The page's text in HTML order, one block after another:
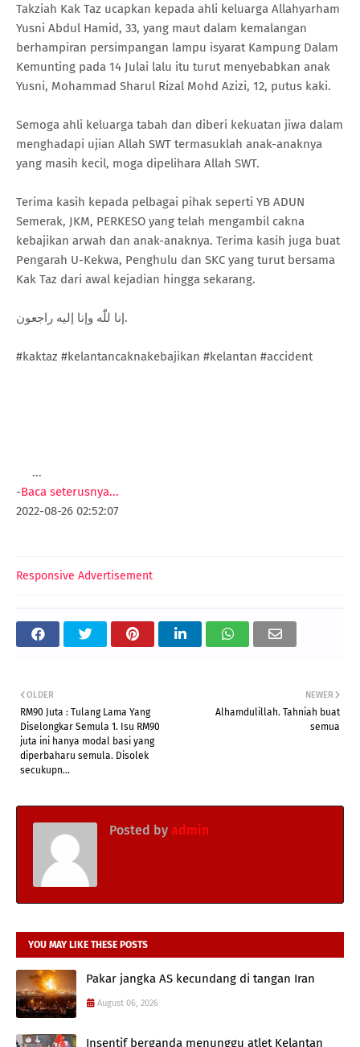
Takziah Kak Taz ucapkan kepada ahli keluarga Allahyarham
Yusni Abdul Hamid, 33, yang maut dalam kemalangan
berhampiran persimpangan lampu isyarat Kampung Dalam
Kemunting pada 14 Julai lalu itu turut menyebabkan anak
Yusni, Mohammad Sharul Rizal Mohd Azizi, 12, putus kaki.
Semoga ahli keluarga tabah dan diberi kekuatan jiwa dalam
menghadapi ujian Allah SWT termasuklah anak-anaknya
yang masih kecil, moga dipelihara Allah SWT.
Terima kasih kepada pelbagai pihak seperti YB ADUN
Semerak, JKM, PERKESO yang telah mengambil cakna
kebajikan arwah dan anak-anaknya. Terima kasih juga buat
Pengarah U-Kekwa, Penghulu dan SKC yang turut bersama
Kak Taz dari awal kejadian hingga sekarang.
إنا للّٰه وإنا إليه راجعون.
#kaktaz #kelantancaknakebajikan #kelantan #accident
...
-Baca seterusnya...
2022-08-26 02:52:07
Responsive Advertisement
NEWER
Alhamdulillah. Tahniah buat
semua
OLDER
RM90 Juta : Tulang Lama Yang
Diselongkar Semula 1. Isu RM90
juta ini hanya modal basi yang
diperbaharu semula. Disolek
secukupn...
Posted by admin
YOU MAY LIKE THESE POSTS
Pakar jangka AS kecundang di tangan Iran
August 06, 2026
Insentif berganda menunggu atlet Kelantan